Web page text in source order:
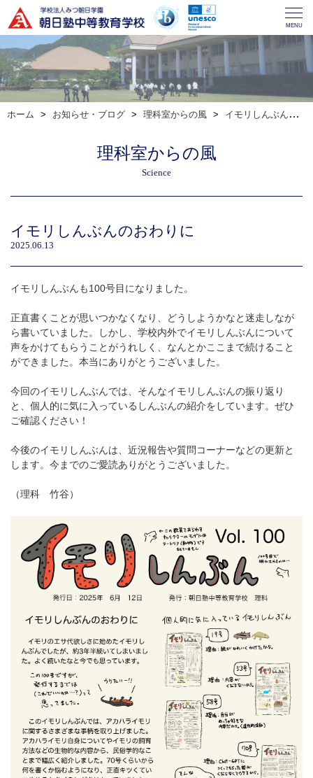
MENU
ホーム お知らせ・ブログ 理科室からの風 イモリしんぶんのおわりに
理科室からの風
Science
イモリしんぶんのおわりに
2025.06.13
イモリしんぶんも100号目になりました。
正直書くことが思いつかなくなり、どうしようかなと迷走しなが
ら書いていました。しかし、学校内外でイモリしんぶんについて
声をかけてもらうことがうれしく、なんとかここまで続けること
ができました。本当にありがとうございました。
今回のイモリしんぶんでは、そんなイモリしんぶんの振り返り
と、個人的に気に入っているしんぶんの紹介をしています。ぜひ
ご確認ください！
今後のイモリしんぶんは、近況報告や質問コーナーなどの更新と
します。今までのご愛読ありがとうございました。
（理科 竹谷）